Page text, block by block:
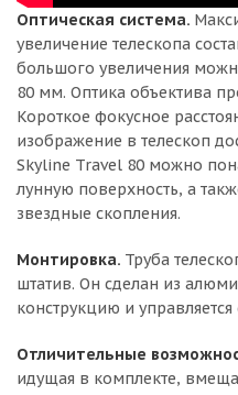
Оптическая система.
увеличение телескопа
большого увеличения
80 мм. Оптика объектива
Короткое фокусное
изображение в телескоп
Skyline Travel 80 можно
лунную поверхность, а
звездные скопления.
Монтировка. Труба
штатив. Он сделан из
конструкцию и
Отличительные
идущая в комплекте,